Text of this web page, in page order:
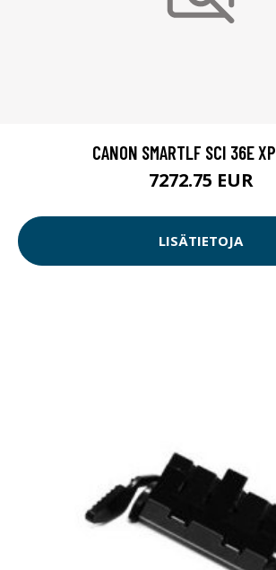
CANON SMARTLF SCI 36E
7272.75 EUR
LISÄTIETOJA